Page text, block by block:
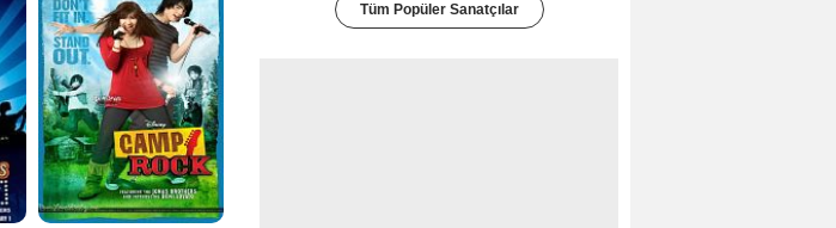
Tüm Popüler Sanatçılar